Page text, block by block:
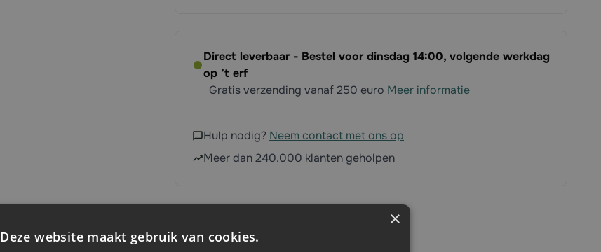
Direct leverbaar - Bestel voor dinsdag 14:00, volgende werkdag
op ’t erf
Gratis verzending vanaf 250 euro Meer informatie
Hulp nodig? Neem contact met ons op
Meer dan 240.000 klanten geholpen
×
Deze website maakt gebruik van cookies.